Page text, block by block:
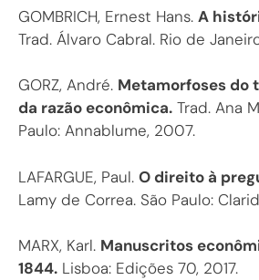
GOMBRICH, Ernest Hans. A
Trad. Álvaro Cabral. Rio de
GORZ, André. Metamorfoses do
da razão econômica. Trad. Ana
Paulo: Annablume, 2007.
LAFARGUE, Paul. O direito à
Lamy de Correa. São Paulo:
MARX, Karl. Manuscritos
1844. Lisboa: Edições 70, 2017.